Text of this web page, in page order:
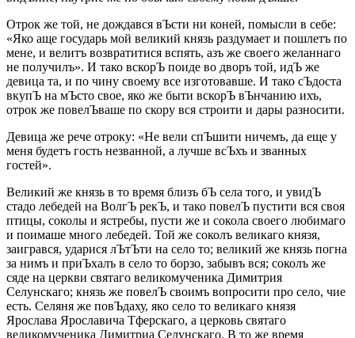
Отрок же той, не дождався вЪсти ни коней, помысли в себе:
«Яко аще государь мой великий князь раздумает и пошлетъ по
мене, и велитъ возвратитися вспять, азъ же своего желаннаго
не получилъ». И тако вскорЪ поиде во дворъ той, идЪ же
девица та, и по чину своему все изготовавше. И тако сЪдоста
вкупЪ на мЪсто свое, яко же быти вскорЪ вЪнчанию ихъ,
отрок же повелЪваше по скору вся строити и дары разносити.
Девица же рече отроку: «Не вели спЪшити ничемъ, да еще у
меня будетъ гость незванной, а лучше всЪхъ и званных
гостей».
Великий же князь в то время близъ бЪ села того, и увидЪ
стадо лебедей на ВолгЪ рекЪ, и тако повелЪ пустити вся своя
птицы, соколы и ястребы, пусти же и сокола своего любимаго
и поимаше много лебедей. Той же соколъ великаго князя,
заигрався, ударися лЪтЪти на село то; великий же князь погна
за нимъ и приЪхалъ в село то борзо, забывъ вся; соколъ же
сяде на церкви святаго великомученика Димитрия
Селунскаго; князь же повелЪ своимъ вопросити про село, чие
есть. Селяня же повЪдаху, яко село то великаго князя
Ярослава Ярославича Тферскаго, а церковь святаго
великомученика Димитриа Селунскаго. В то же время